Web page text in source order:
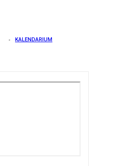
KALENDARIUM